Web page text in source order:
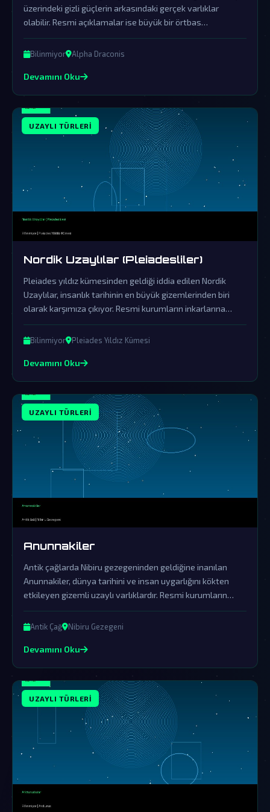
üzerindeki gizli güçlerin arkasındaki gerçek varlıklar
olabilir. Resmi açıklamalar ise büyük bir örtbas
çalışmasının parçasıdır.
Bilinmiyor Alpha Draconis
Devamını Oku
UZAYLI TÜRLERI
Nordik Uzaylılar (Pleiadesliler)
Pleiades yıldız kümesinden geldiği iddia edilen Nordik
Uzaylılar, insanlık tarihinin en büyük gizemlerinden biri
olarak karşımıza çıkıyor. Resmi kurumların inkarlarına
rağmen, bu varlıkların dünya üzerindeki etkileri ve
saklanan gerçekler gün yüzüne çıkmayı bekliyor.
Bilinmiyor Pleiades Yıldız Kümesi
Devamını Oku
UZAYLI TÜRLERI
Anunnakiler
Antik çağlarda Nibiru gezegeninden geldiğine inanılan
Anunnakiler, dünya tarihini ve insan uygarlığını kökten
etkileyen gizemli uzaylı varlıklardır. Resmi kurumların
örtbas çabalarına rağmen, onların gerçek varlığına dair
izler hala günümüzde ortaya çıkıyor.
Antik Çağ Nibiru Gezegeni
Devamını Oku
UZAYLI TÜRLERI